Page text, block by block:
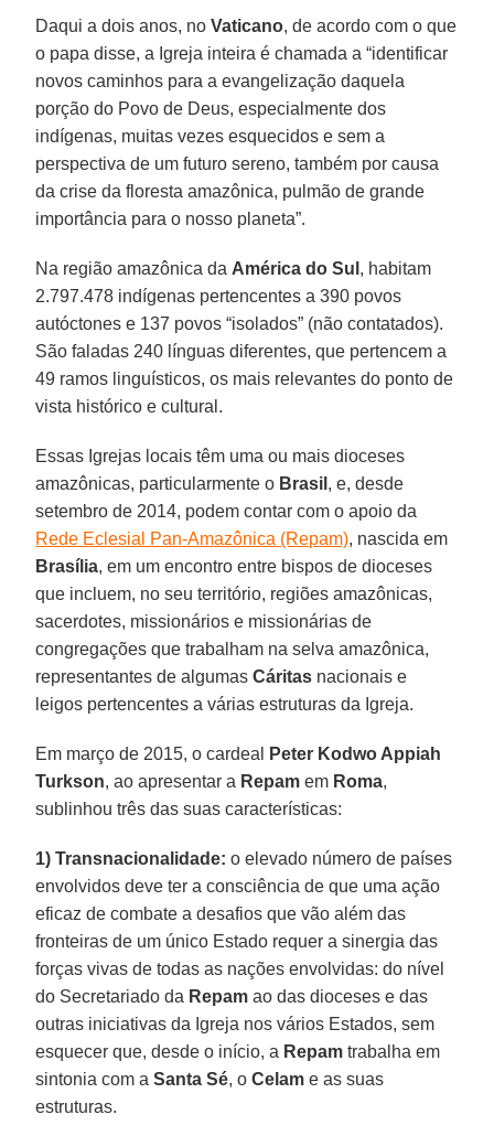
Daqui a dois anos, noVaticano, de acordo com o que
o papa disse, a Igreja inteira é chamada a “identificar
novos caminhos para a evangelização daquela
porção do Povo de Deus, especialmente dos
indígenas, muitas vezes esquecidos e sem a
perspectiva de um futuro sereno, também por causa
da crise da floresta amazônica, pulmão de grande
importância para o nosso planeta”.
Na região amazônica da América do Sul , habitam
2.797.478 indígenas pertencentes a 390 povos
autóctones e 137 povos “isolados” (não contatados).
São faladas 240 línguas diferentes, que pertencem a
49 ramos linguísticos, os mais relevantes do ponto de
vista histórico e cultural.
Essas Igrejas locais têm uma ou mais dioceses
amazônicas, particularmente o Brasil , e, desde
setembro de 2014, podem contar com o apoio da
Rede Eclesial Pan-Amazônica (Repam), nascida em
Brasília, em um encontro entre bispos de dioceses
que incluem, no seu território, regiões amazônicas,
sacerdotes, missionários e missionárias de
congregações que trabalham na selva amazônica,
representantes de algumasCáritas nacionais e
leigos pertencentes a várias estruturas da Igreja.
Em março de 2015, o cardeal
Peter Kodwo Appiah
Turkson, ao apresentar a Repam em Roma,
sublinhou três das suas características:
1) Transnacionalidade: o elevado número de países
envolvidos deve ter a consciência de que uma ação
eficaz de combate a desafios que vão além das
fronteiras de um único Estado requer a sinergia das
forças vivas de todas as nações envolvidas: do nível
do Secretariado da Repam ao das dioceses e das
outras iniciativas da Igreja nos vários Estados, sem
esquecer que, desde o início, a Repam trabalha em
sintonia com aSanta Sé, oCelam e as suas
estruturas.